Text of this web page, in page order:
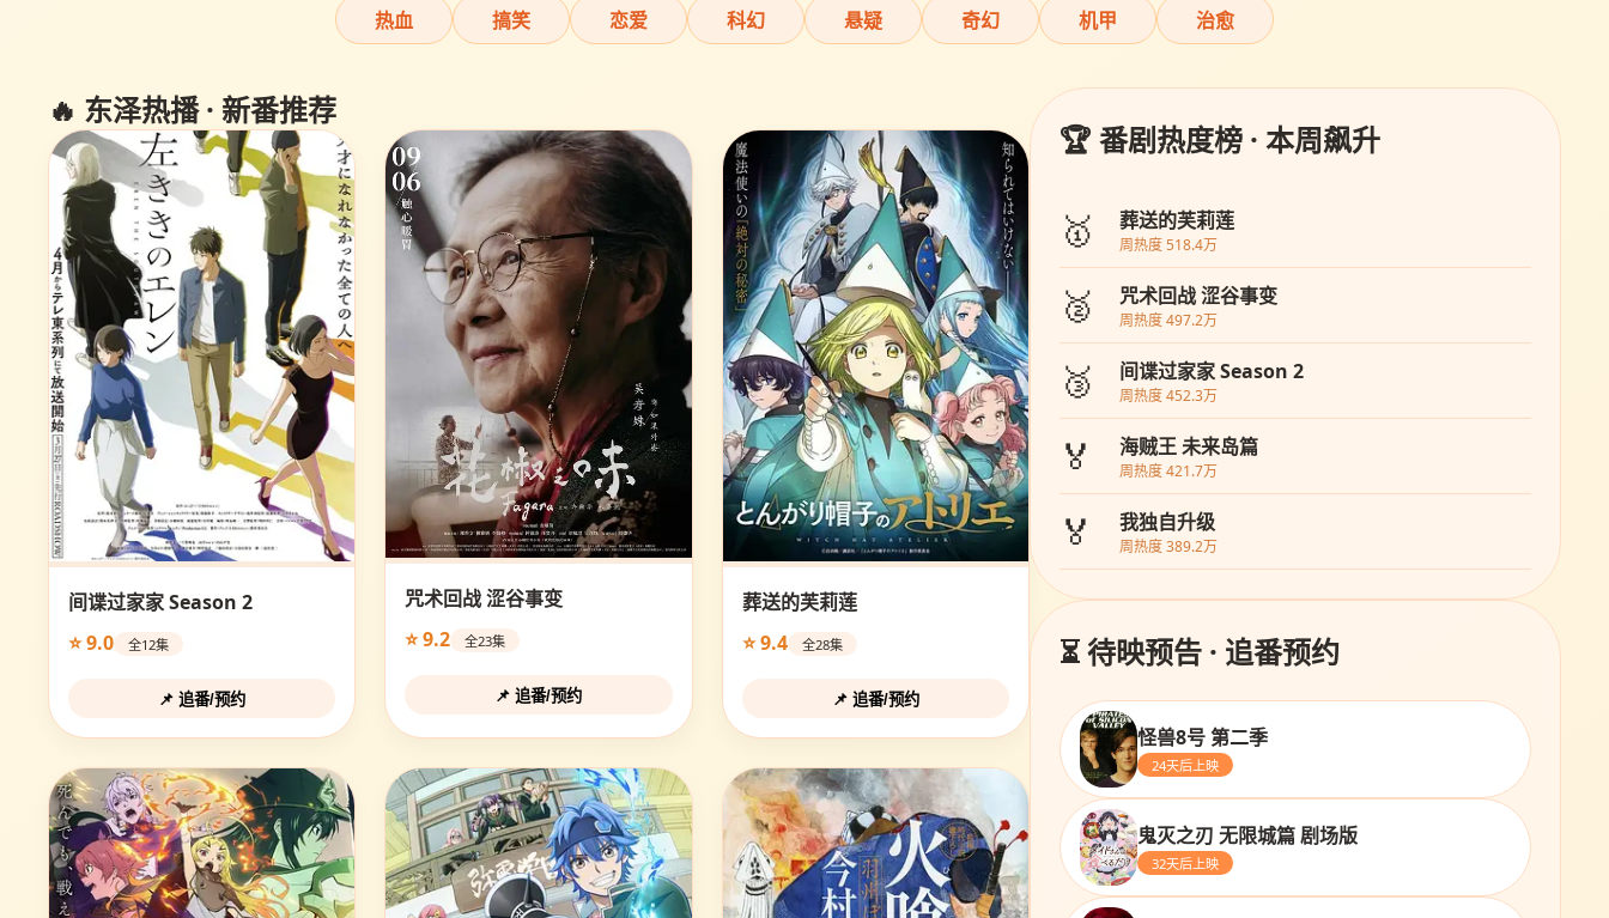
热血 搞笑 恋爱 科幻 悬疑 奇幻 机甲 治愈
🔥 东泽热播 · 新番推荐
间谍过家家 Season 2
⭐ 9.0
全12集
📌 追番/预约
咒术回战 涩谷事变
⭐ 9.2
全23集
📌 追番/预约
葬送的芙莉莲
⭐ 9.4
全28集
📌 追番/预约
🏆 番剧热度榜 · 本周飙升
🥇 葬送的芙莉莲
周热度 518.4万
🥈 咒术回战 涩谷事变
周热度 497.2万
🥉 间谍过家家 Season 2
周热度 452.3万
🏅 海贼王 未来岛篇
周热度 421.7万
🏅 我独自升级
周热度 389.2万
⏳ 待映预告 · 追番预约
怪兽8号 第二季
24天后上映
鬼灭之刃 无限城篇 剧场版
32天后上映